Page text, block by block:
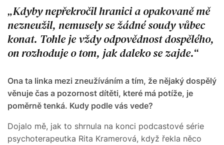
Kdyby nepřekročil hranici a opakovaně mě
nezneužil, nemusely se žádné soudy vůbec
konat. Tohle je vždy odpovědnost dospělého,
on rozhoduje o tom, jak daleko se zajde.
Ona ta linka mezi zneužíváním a tím, že nějaký dospělý
věnuje čas a pozornost dítěti, které má potíže, je
poměrně tenká. Kudy podle vás vede?
Dojalo mě, jak to shrnula na konci podcastové série
psychoterapeutka Rita Kramerová, když řekla něco